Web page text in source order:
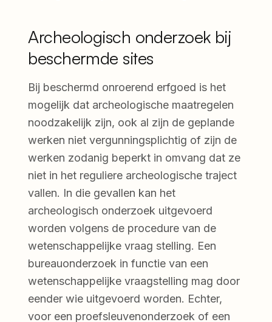
Archeologisch onderzoek bij
beschermde sites
Bij beschermd onroerend erfgoed is het
mogelijk dat archeologische maatregelen
noodzakelijk zijn, ook al zijn de geplande
werken niet vergunningsplichtig of zijn de
werken zodanig beperkt in omvang dat ze
niet in het reguliere archeologische traject
vallen. In die gevallen kan het
archeologisch onderzoek uitgevoerd
worden volgens de procedure van de
wetenschappelijke vraag stelling. Een
bureauonderzoek in functie van een
wetenschappelijke vraagstelling mag door
eender wie uitgevoerd worden. Echter,
voor een proefsleuvenonderzoek of een